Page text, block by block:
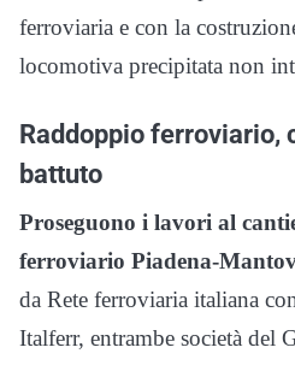
ferroviaria e con la
locomotiva precipitata non
Raddoppio ferroviario,
battuto
Proseguono i lavori al
ferroviario Piadena-
da Rete ferroviaria italiana
Italferr, entrambe società del